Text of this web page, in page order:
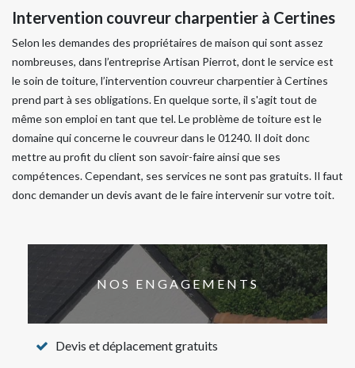
Intervention couvreur charpentier à Certines
Selon les demandes des propriétaires de maison qui sont assez
nombreuses, dans l’entreprise Artisan Pierrot, dont le service est
le soin de toiture, l’intervention couvreur charpentier à Certines
prend part à ses obligations. En quelque sorte, il s'agit tout de
même son emploi en tant que tel. Le problème de toiture est le
domaine qui concerne le couvreur dans le 01240. Il doit donc
mettre au profit du client son savoir-faire ainsi que ses
compétences. Cependant, ses services ne sont pas gratuits. Il faut
donc demander un devis avant de le faire intervenir sur votre toit.
NOS ENGAGEMENTS
Devis et déplacement gratuits